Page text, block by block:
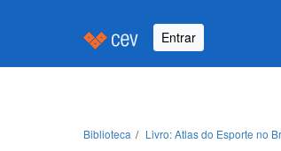
Entrar
Biblioteca Livro: Atlas do Esporte no